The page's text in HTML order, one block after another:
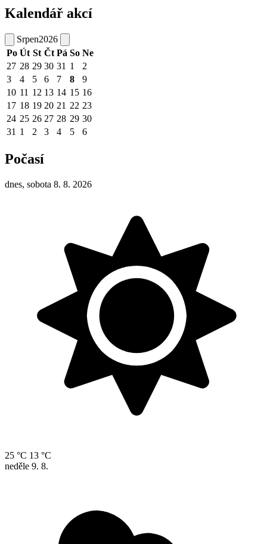
Kalendář akcí
Srpen2026
Po Út St Čt Pá So Ne
27 28 29 30 31 1
2
3
4 5 6 7 8
9
10 11 12 13 14 15 16
17 18 19 20 21 22 23
24 25 26 27 28 29 30
31 1 2 3 4 5 6
Počasí
dnes, sobota 8. 8. 2026
25 °C 13 °C
neděle 9. 8.